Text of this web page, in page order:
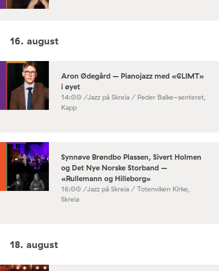
16. august
Aron Ødegård – Pianojazz med «GLIMT»
i øyet
14:00 /Jazz på Skreia / Peder Balke-senteret,
Kapp
Synnøve Brøndbo Plassen, Sivert Holmen
og Det Nye Norske Storband –
«Rullemann og Hilleborg»
16:00 /Jazz på Skreia / Totenviken Kirke,
Skreia
18. august